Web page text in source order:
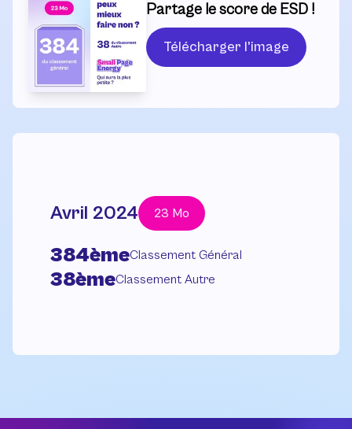
Partage le score de ESD !
Télécharger l'image
Avril 2024 23 Mo
384èmeClassement Général
38èmeClassement Autre